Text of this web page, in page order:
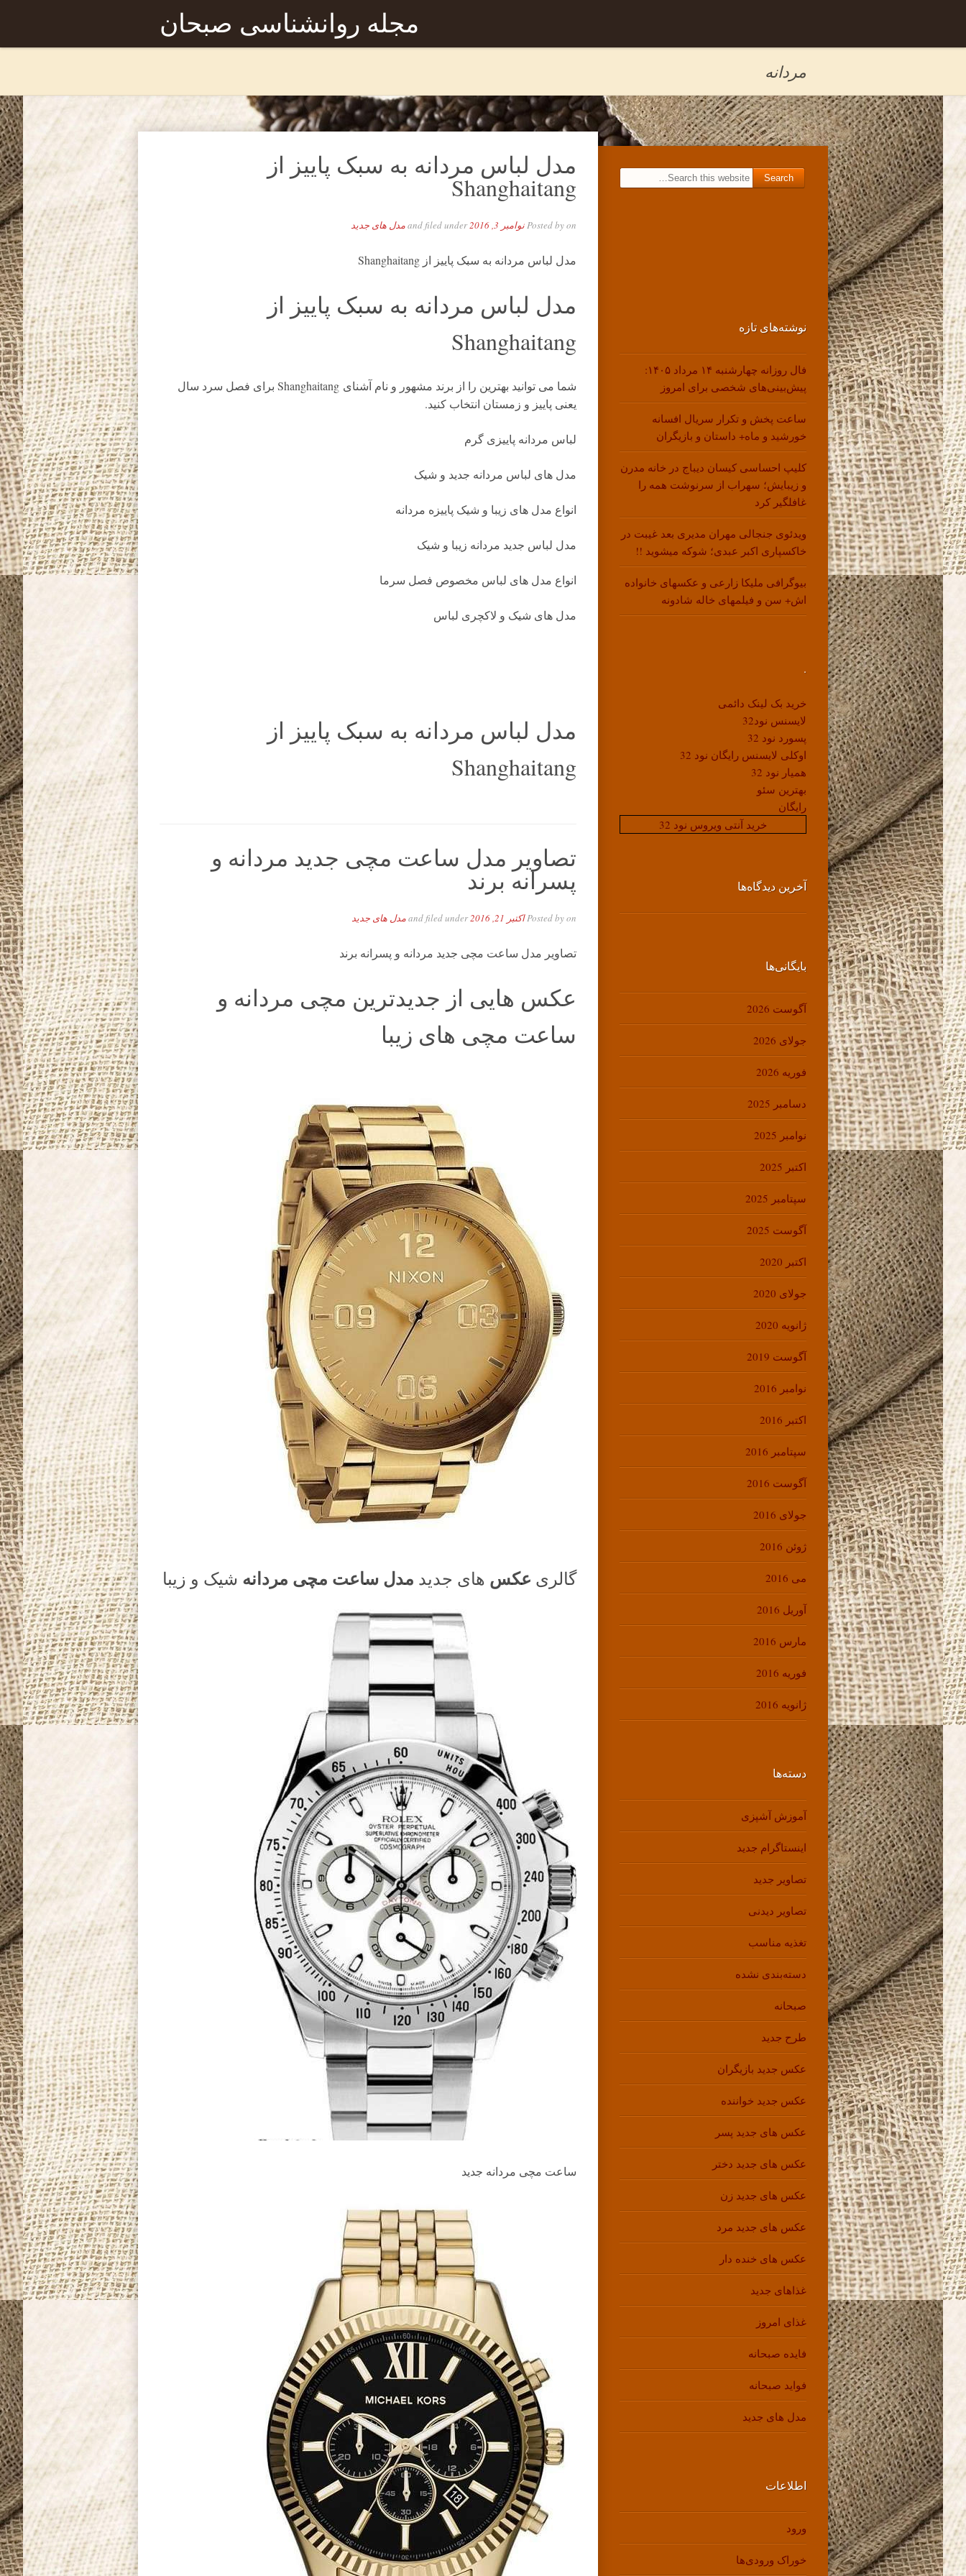
مجله روانشناسی صبحان
مردانه
مدل لباس مردانه به سبک پاییز از
Shanghaitang
Posted byon نوامبر 3, 2016 and filed underمدل های جدید
مدل لباس مردانه به سبک پاییز از Shanghaitang
مدل لباس مردانه به سبک پاییز از
Shanghaitang
شما می توانید بهترین را از برند مشهور و نام آشنای Shanghaitang برای فصل سرد سال
یعنی پاییز و زمستان انتخاب کنید.
لباس مردانه پاییزی گرم
مدل های لباس مردانه جدید و شیک
انواع مدل های زیبا و شیک پاییزه مردانه
مدل لباس جدید مردانه زیبا و شیک
انواع مدل های لباس مخصوص فصل سرما
مدل های شیک و لاکچری لباس
مدل لباس مردانه به سبک پاییز از
Shanghaitang
تصاویر مدل ساعت مچی جدید مردانه و
پسرانه برند
Posted byon اکتبر 21, 2016 and filed underمدل های جدید
تصاویر مدل ساعت مچی جدید مردانه و پسرانه برند
عکس هایی از جدیدترین مچی مردانه و
ساعت مچی های زیبا
گالری عکس های جدید مدل ساعت مچی مردانه شیک و زیبا
ساعت مچی مردانه جدید
Search for:
نوشته‌های تازه
فال روزانه چهارشنبه ۱۴ مرداد ۱۴۰۵:
پیش‌بینی‌های شخصی برای امروز
ساعت پخش و تکرار سریال افسانه
خورشید و ماه+ داستان و بازیگران
کلیپ احساسی کیسان دیباج در خانه مدرن
و زیبایش؛ سهراب از سرنوشت همه را
غافلگیر کرد
ویدئوی جنجالی مهران مدیری بعد غیبت در
خاکسپاری اکبر عبدی؛ شوکه میشوید !!
بیوگرافی ملیکا زارعی و عکسهای خانواده
اش+ سن و فیلمهای خاله شادونه
.
خرید بک لینک دائمی
لایسنس نود32
پسورد نود 32
اوکلی لایسنس رایگان نود 32
همیار نود 32
بهترین سئو
رایگان
خرید آنتی ویروس نود 32
آخرین دیدگاه‌ها
بایگانی‌ها
آگوست 2026
جولای 2026
فوریه 2026
دسامبر 2025
نوامبر 2025
اکتبر 2025
سپتامبر 2025
آگوست 2025
اکتبر 2020
جولای 2020
ژانویه 2020
آگوست 2019
نوامبر 2016
اکتبر 2016
سپتامبر 2016
آگوست 2016
جولای 2016
ژوئن 2016
می 2016
آوریل 2016
مارس 2016
فوریه 2016
ژانویه 2016
دسته‌ها
آموزش آشپزی
اینستاگرام جدید
تصاویر جدید
تصاویر دیدنی
تغذیه مناسب
دسته‌بندی نشده
صبحانه
طرح جدید
عکس جدید بازیگران
عکس جدید خواننده
عکس های جدید پسر
عکس های جدید دختر
عکس های جدید زن
عکس های جدید مرد
عکس های خنده دار
غذاهای جدید
غذای امروز
فایده صبحانه
فواید صبحانه
مدل های جدید
اطلاعات
ورود
خوراک ورودی‌ها